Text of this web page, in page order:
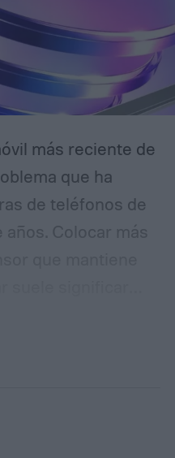
más reciente de
que ha
de teléfonos de
Colocar más
limita la cantidad
El ISOCELL
rediseñada,